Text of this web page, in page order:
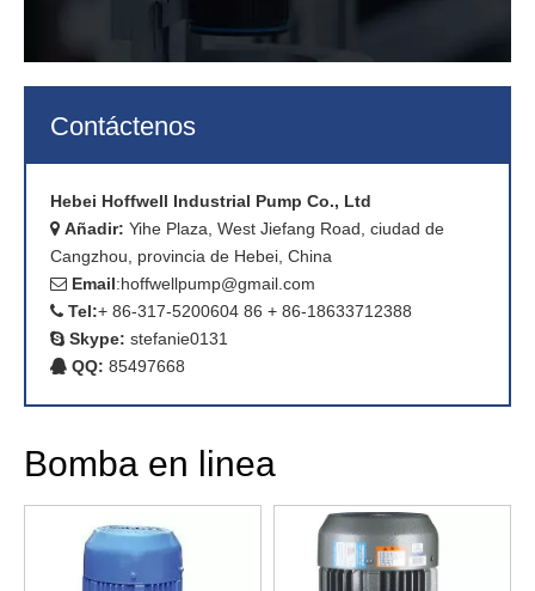
Contáctenos
Hebei Hoffwell Industrial Pump Co., Ltd
 Añadir: Yihe Plaza, West Jiefang Road, ciudad de
Cangzhou, provincia de Hebei, China
 Email:hoffwellpump@gmail.com
 Tel:+ 86-317-5200604 86 + 86-18633712388
 Skype: stefanie0131
 QQ: 85497668
Bomba en linea